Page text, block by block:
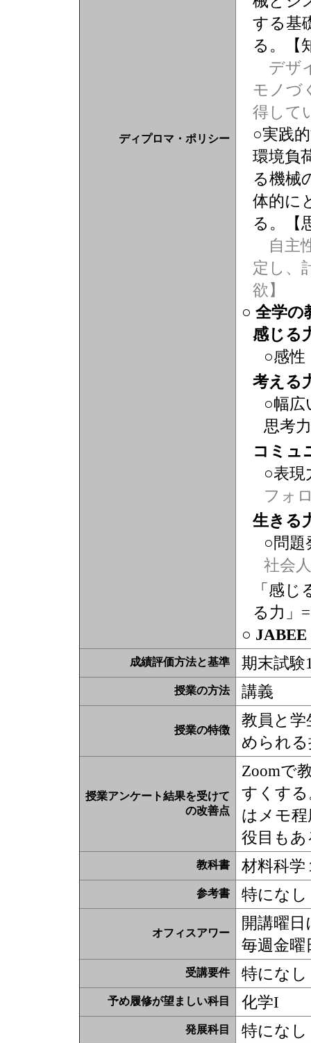
ディプロマ・ポリシー
する基
る。【
デザ
モノづ
得して
○実践
環境負
る機械
体的に
る。【
自主
定し、
欲】
○ 全学の
感じる
○感性
考える
○幅広
思考力
コミュ
○表現
フォ
生きる
○問題
社会
「感
る力」
○
成績評価方法と基準 期末試験
授業の方法 講義
授業の特徴
教員と学
められ
授業アンケート結果を受けて
の改善点
Zoomで
すくす
はメモ
役目もあ
教科書 材料科学
参考書 特になし
オフィスアワー
開講曜
毎週金曜
受講要件 特になし
予め履修が望ましい科目 化学I
発展科目 特になし